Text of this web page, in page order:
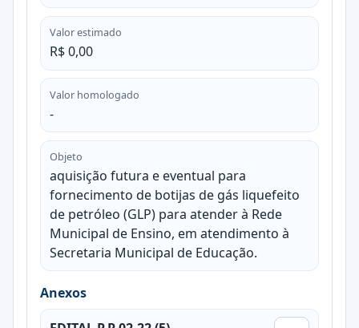
Valor estimado
R$ 0,00
Valor homologado
-
Objeto
aquisição futura e eventual para
fornecimento de botijas de gás liquefeito
de petróleo (GLP) para atender à Rede
Municipal de Ensino, em atendimento à
Secretaria Municipal de Educação.
Anexos